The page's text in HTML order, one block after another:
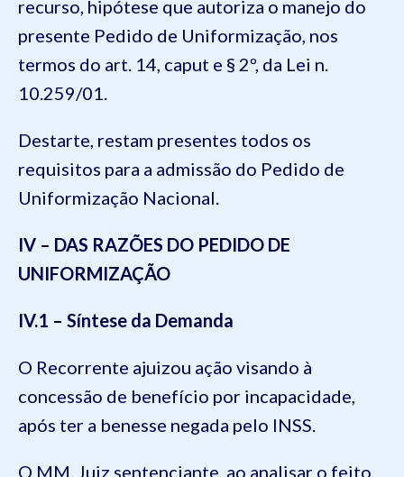
recurso, hipótese que autoriza o manejo do
presente Pedido de Uniformização, nos
termos do art. 14, caput e § 2º, da Lei n.
10.259/01.
Destarte, restam presentes todos os
requisitos para a admissão do Pedido de
Uniformização Nacional.
IV – DAS RAZÕES DO PEDIDO DE
UNIFORMIZAÇÃO
IV.1 – Síntese da Demanda
O Recorrente ajuizou ação visando à
concessão de benefício por incapacidade,
após ter a benesse negada pelo INSS.
O MM. Juiz sentenciante, ao analisar o feito,